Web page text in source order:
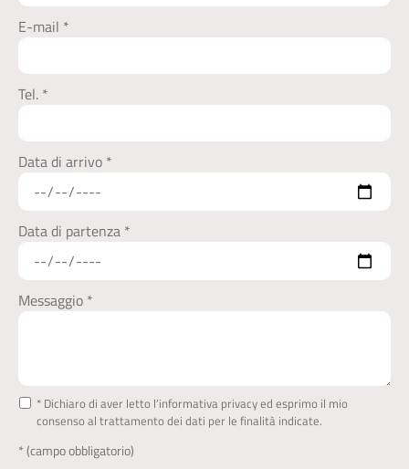
E-mail *
Tel. *
Data di arrivo *
Data di partenza *
Messaggio *
* Dichiaro di aver letto l’informativa privacy ed esprimo il mio
consenso al trattamento dei dati per le finalità indicate.
* (campo obbligatorio)